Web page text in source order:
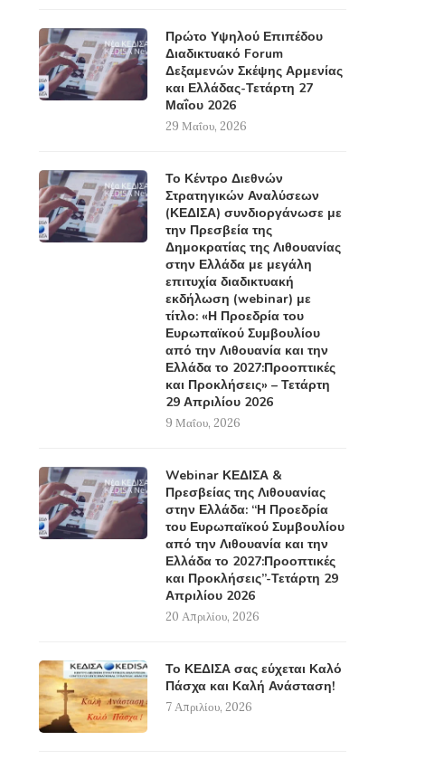
Πρώτο Υψηλού Επιπέδου
Διαδικτυακό Forum
Δεξαμενών Σκέψης Αρμενίας
και Ελλάδας-Τετάρτη 27
Μαΐου 2026
29 Μαΐου, 2026
Το Κέντρο Διεθνών
Στρατηγικών Αναλύσεων
(ΚΕΔΙΣΑ) συνδιοργάνωσε με
την Πρεσβεία της
Δημοκρατίας της Λιθουανίας
στην Ελλάδα με μεγάλη
επιτυχία διαδικτυακή
εκδήλωση (webinar) με
τίτλο: «Η Προεδρία του
Ευρωπαϊκού Συμβουλίου
από την Λιθουανία και την
Ελλάδα το 2027:Προοπτικές
και Προκλήσεις» – Τετάρτη
29 Απριλίου 2026
9 Μαΐου, 2026
Webinar ΚΕΔΙΣΑ &
Πρεσβείας της Λιθουανίας
στην Ελλάδα: “Η Προεδρία
του Ευρωπαϊκού Συμβουλίου
από την Λιθουανία και την
Ελλάδα το 2027:Προοπτικές
και Προκλήσεις”-Τετάρτη 29
Απριλίου 2026
20 Απριλίου, 2026
Το ΚΕΔΙΣΑ σας εύχεται Καλό
Πάσχα και Καλή Ανάσταση!
7 Απριλίου, 2026